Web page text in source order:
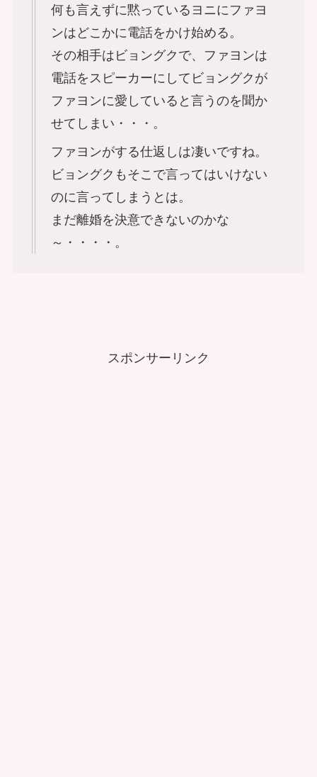
何も言えずに黙っているヨニにファヨ
ンはどこかに電話をかけ始める。
その相手はビョングクで、ファヨンは
電話をスピーカーにしてビョングクが
ファヨンに愛していると言うのを聞か
せてしまい・・・。
ファヨンがする仕返しは凄いですね。
ビョングクもそこで言ってはいけない
のに言ってしまうとは。
まだ離婚を決意できないのかな
～・・・・。
スポンサーリンク